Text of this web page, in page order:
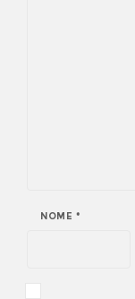
NOME *